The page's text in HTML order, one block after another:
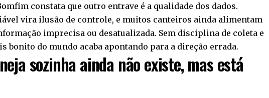
constata que outro entrave é a qualidade dos dados.
vira ilusão de controle, e muitos canteiros ainda alimentam
imprecisa ou desatualizada. Sem disciplina de coleta e
bonito do mundo acaba apontando para a direção errada.
sozinha ainda não existe, mas está